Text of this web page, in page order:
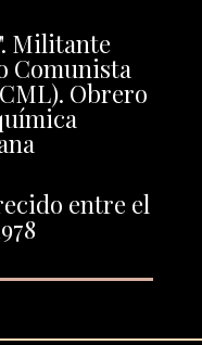
Militante
Comunista
Obrero
entre el